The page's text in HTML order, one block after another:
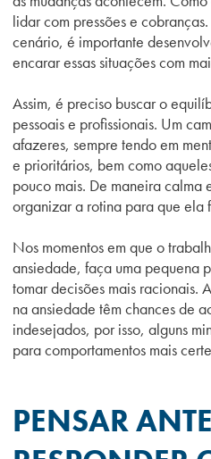
lidar com pressões e
cenário, é importante
encarar essas situações com
Assim, é preciso buscar o
pessoais e profissionais. Um
afazeres, sempre tendo em
e prioritários, bem como
pouco mais. De maneira calma
organizar a rotina para que ela
Nos momentos em que o
ansiedade, faça uma pequena
tomar decisões mais racionais.
na ansiedade têm chances de
indesejados, por isso, alguns
para comportamentos mais
PENSAR